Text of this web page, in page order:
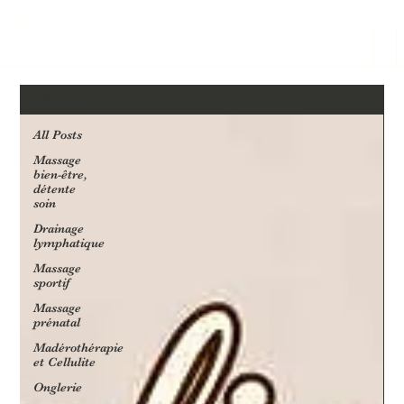
All Posts
Massage
bien-être,
détente
soin
Drainage
lymphatique
Massage
sportif
Massage
prénatal
Madérothérapie
et Cellulite
Onglerie